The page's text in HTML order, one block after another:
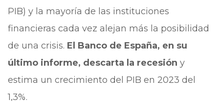
PIB) y la mayoría de las instituciones
financieras cada vez alejan más la posibilidad
de una crisis. El Banco de España, en su
último informe, descarta la recesión y
estima un crecimiento del PIB en 2023 del
1,3%.